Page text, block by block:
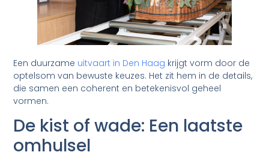
Een duurzame uitvaart in Den Haag krijgt vorm door de
optelsom van bewuste keuzes. Het zit hem in de details,
die samen een coherent en betekenisvol geheel
vormen.
De kist of wade: Een laatste
omhulsel